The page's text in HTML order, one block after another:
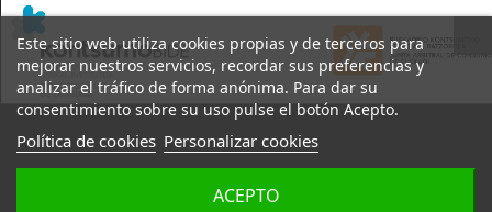
Este sitio web utiliza cookies propias y de terceros para
mejorar nuestros servicios, recordar sus preferencias y
analizar el tráfico de forma anónima. Para dar su
consentimiento sobre su uso pulse el botón Acepto.
Política de cookies Personalizar cookies
ACEPTO
AVISO POLÍTICA DE